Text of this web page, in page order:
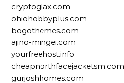
cryptoglax.com
ohiohobbyplus.com
bogothemes.com
ajino-mingei.com
yourfreehost.info
cheapnorthfacejacketsm.com
gurjoshhomes.com